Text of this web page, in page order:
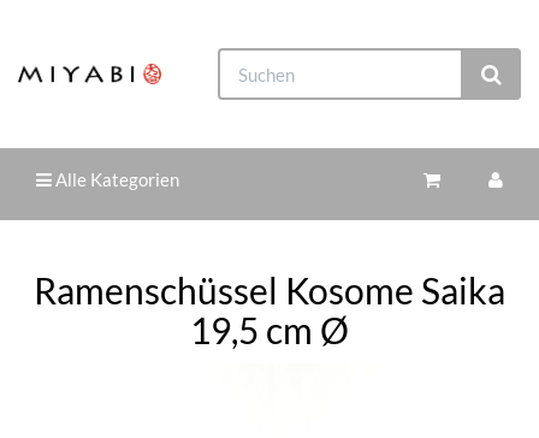
Alle Kategorien
Ramenschüssel Kosome Saika
19,5 cm Ø